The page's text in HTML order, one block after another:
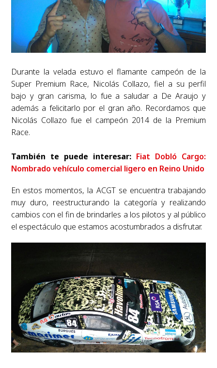
Durante la velada estuvo el flamante campeón de la
Super Premium Race, Nicolás Collazo, fiel a su perfil
bajo y gran carisma, lo fue a saludar a De Araujo y
además a felicitarlo por el gran año. Recordamos que
Nicolás Collazo fue el campeón 2014 de la Premium
Race.
También te puede interesar: Fiat Dobló Cargo:
Nombrado vehículo comercial ligero en Reino Unido
En estos momentos, la ACGT se encuentra trabajando
muy duro, reestructurando la categoría y realizando
cambios con el fin de brindarles a los pilotos y al público
el espectáculo que estamos acostumbrados a disfrutar.